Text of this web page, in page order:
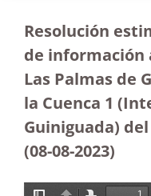
Resolución
de información
Las Palmas de
la Cuenca 1
Guiniguada)
(08-08-2023)